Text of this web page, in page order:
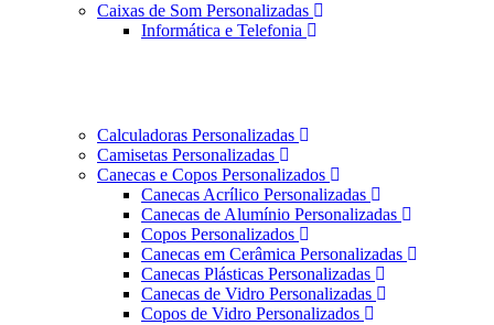
Caixas de Som Personalizadas
Informática e Telefonia
Calculadoras Personalizadas
Camisetas Personalizadas
Canecas e Copos Personalizados
Canecas Acrílico Personalizadas
Canecas de Alumínio Personalizadas
Copos Personalizados
Canecas em Cerâmica Personalizadas
Canecas Plásticas Personalizadas
Canecas de Vidro Personalizadas
Copos de Vidro Personalizados